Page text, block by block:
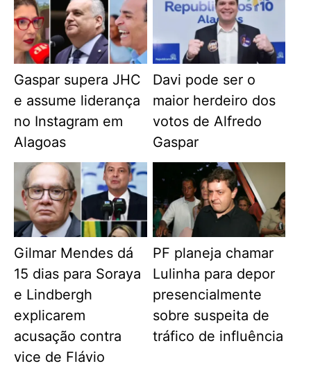
Gaspar supera JHC
e assume liderança
no Instagram em
Alagoas
Davi pode ser o
maior herdeiro dos
votos de Alfredo
Gaspar
Gilmar Mendes dá
15 dias para Soraya
e Lindbergh
explicarem
acusação contra
vice de Flávio
PF planeja chamar
Lulinha para depor
presencialmente
sobre suspeita de
tráfico de influência